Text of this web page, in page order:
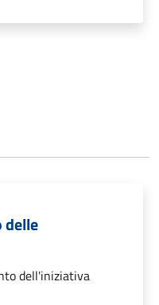
delle
dell'iniziativa